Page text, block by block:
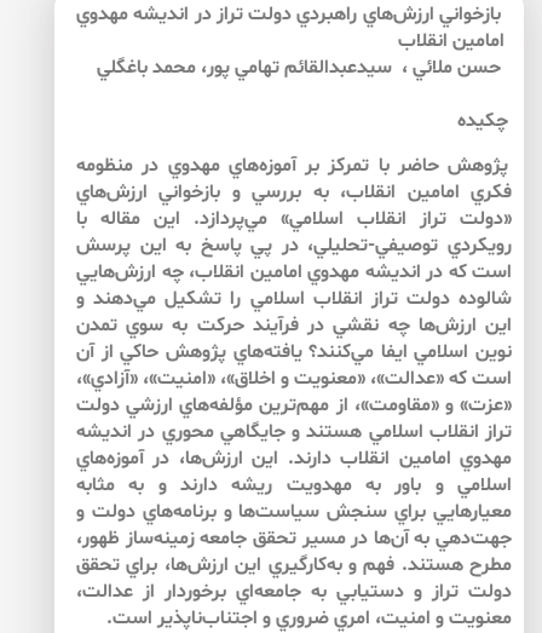
بازخواني ارزش‌هاي راهبردي دولت تراز در انديشه مهدوي
امامين انقلاب
حسن ملائي ، سيدعبدالقائم تهامي پور، محمد باغگلي
چكيده
پژوهش حاضر با تمركز بر آموزه‌هاي مهدوي در منظومه
فكري امامين انقلاب، به بررسي و بازخواني ارزش‌هاي
«دولت تراز انقلاب اسلامي» مي‌پردازد. اين مقاله با
رويكردي توصيفي-تحليلي، در پي پاسخ به اين پرسش
است كه در انديشه مهدوي امامين انقلاب، چه ارزش‌هايي
شالوده‌ دولت تراز انقلاب اسلامي را تشكيل مي‌دهند و
اين ارزش‌ها چه نقشي در فرآيند حركت به سوي تمدن
نوين اسلامي ايفا مي‌كنند؟ يافته‌هاي پژوهش حاكي از آن
است كه «عدالت»، «معنويت و اخلاق»، «امنيت»، «آزادي»،
«عزت» و «مقاومت»، از مهم‌ترين مؤلفه‌هاي ارزشي دولت
تراز انقلاب اسلامي هستند و جايگاهي محوري در انديشه
مهدوي امامين انقلاب دارند. اين ارزش‌ها، در آموزه‌هاي
اسلامي و باور به مهدويت ريشه دارند و به مثابه
معيارهايي براي سنجش سياست‌ها و برنامه‌هاي دولت و
جهت‌دهي به آن‌ها در مسير تحقق جامعه‌ زمينه‌ساز ظهور،
مطرح هستند. فهم و به‌كارگيري اين ارزش‌ها، براي تحقق
دولت تراز و دستيابي به جامعه‌اي برخوردار از عدالت،
معنويت و امنيت، امري ضروري و اجتناب‌ناپذير است.